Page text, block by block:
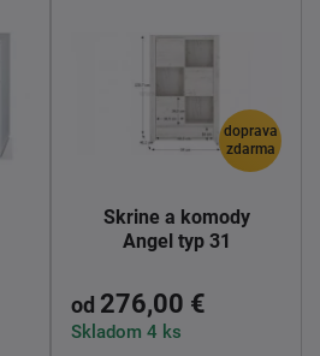
doprava
zdarma
Skrine a komody
Angel typ 31
od 276,00 €
Skladom 4 ks